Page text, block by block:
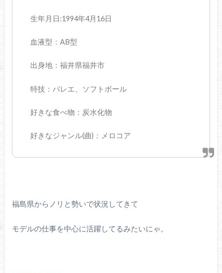
生年月日:1994年4月16日
血液型：AB型
出身地：福井県福井市
特技：バレエ、ソフトボール
好きな食べ物：炭水化物
好きなジャンル(曲)：メロコア
福島県からノリと勢いで状況してきて
モデルの仕事を中心に活躍してるみたいにゃ。